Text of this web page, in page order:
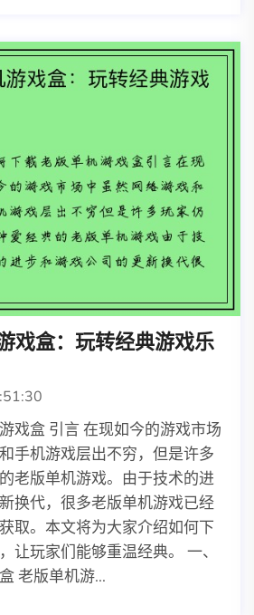
戏盒：玩转经典游戏乐
戏盒 引言 在现如今的游戏市场
手机游戏层出不穷，但是许多
老版单机游戏。由于技术的进
换代，很多老版单机游戏已经
取。本文将为大家介绍如何下
让玩家们能够重温经典。 一、
老版单机游...